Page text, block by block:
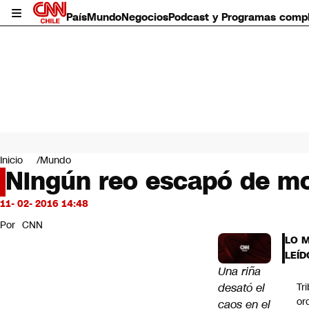
PaísMundoNegociosPodcast y Programas
Mundo
Negocios
Deportes
Programas completos
Servicios
Inicio Mundo
Ningún reo escapó de
11- 02- 2016 14:48
Por CNN
Una riña
desató el
caos en el
LO